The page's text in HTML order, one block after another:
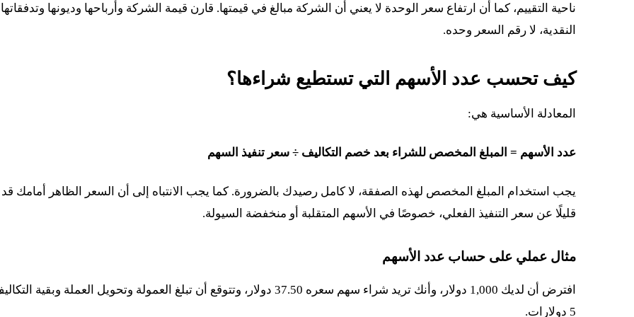
ناحية التقييم، كما أن ارتفاع سعر الوحدة لا يعني أن الشركة مبالغ في قيمتها. قارن قيمة الشركة وأرباحها وديونها وتدفقاتها
النقدية، لا رقم السعر وحده.
كيف تحسب عدد الأسهم التي تستطيع شراءها؟
المعادلة الأساسية هي:
عدد الأسهم = المبلغ المخصص للشراء بعد خصم التكاليف ÷ سعر تنفيذ السهم
يجب استخدام المبلغ المخصص لهذه الصفقة، لا كامل رصيدك بالضرورة. كما يجب الانتباه إلى أن السعر الظاهر أمامك
قليلًا عن سعر التنفيذ الفعلي، خصوصًا في الأسهم المتقلبة أو منخفضة السيولة.
مثال عملي على حساب عدد الأسهم
افترض أن لديك 1,000 دولار، وأنك تريد شراء سهم سعره 37.50 دولار، وتتوقع أن تبلغ العمولة وتحويل العملة وبقية
5 دولارات.